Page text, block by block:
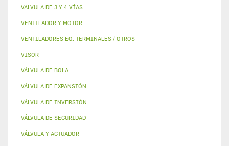
VALVULA DE 3 Y 4 VÍAS
VENTILADOR Y MOTOR
VENTILADORES EQ. TERMINALES / OTROS
VISOR
VÁLVULA DE BOLA
VÁLVULA DE EXPANSIÓN
VÁLVULA DE INVERSIÓN
VÁLVULA DE SEGURIDAD
VÁLVULA Y ACTUADOR